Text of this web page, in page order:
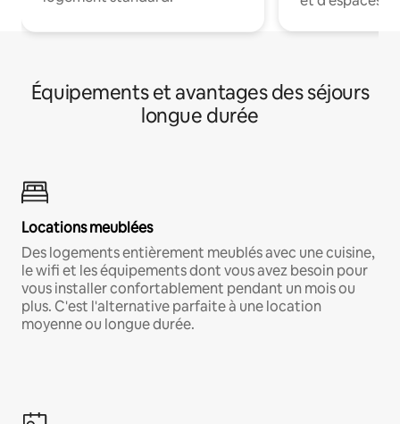
Équipements et avantages des séjours
longue durée
Locations meublées
Des logements entièrement meublés avec une cuisine,
le wifi et les équipements dont vous avez besoin pour
vous installer confortablement pendant un mois ou
plus. C'est l'alternative parfaite à une location
moyenne ou longue durée.